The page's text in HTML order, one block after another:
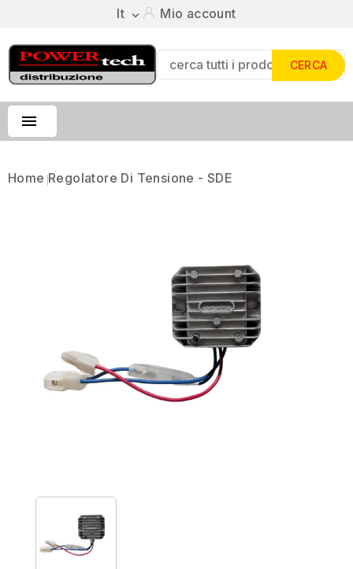
It  Mio account
CERCA

Home Regolatore Di Tensione - SDE